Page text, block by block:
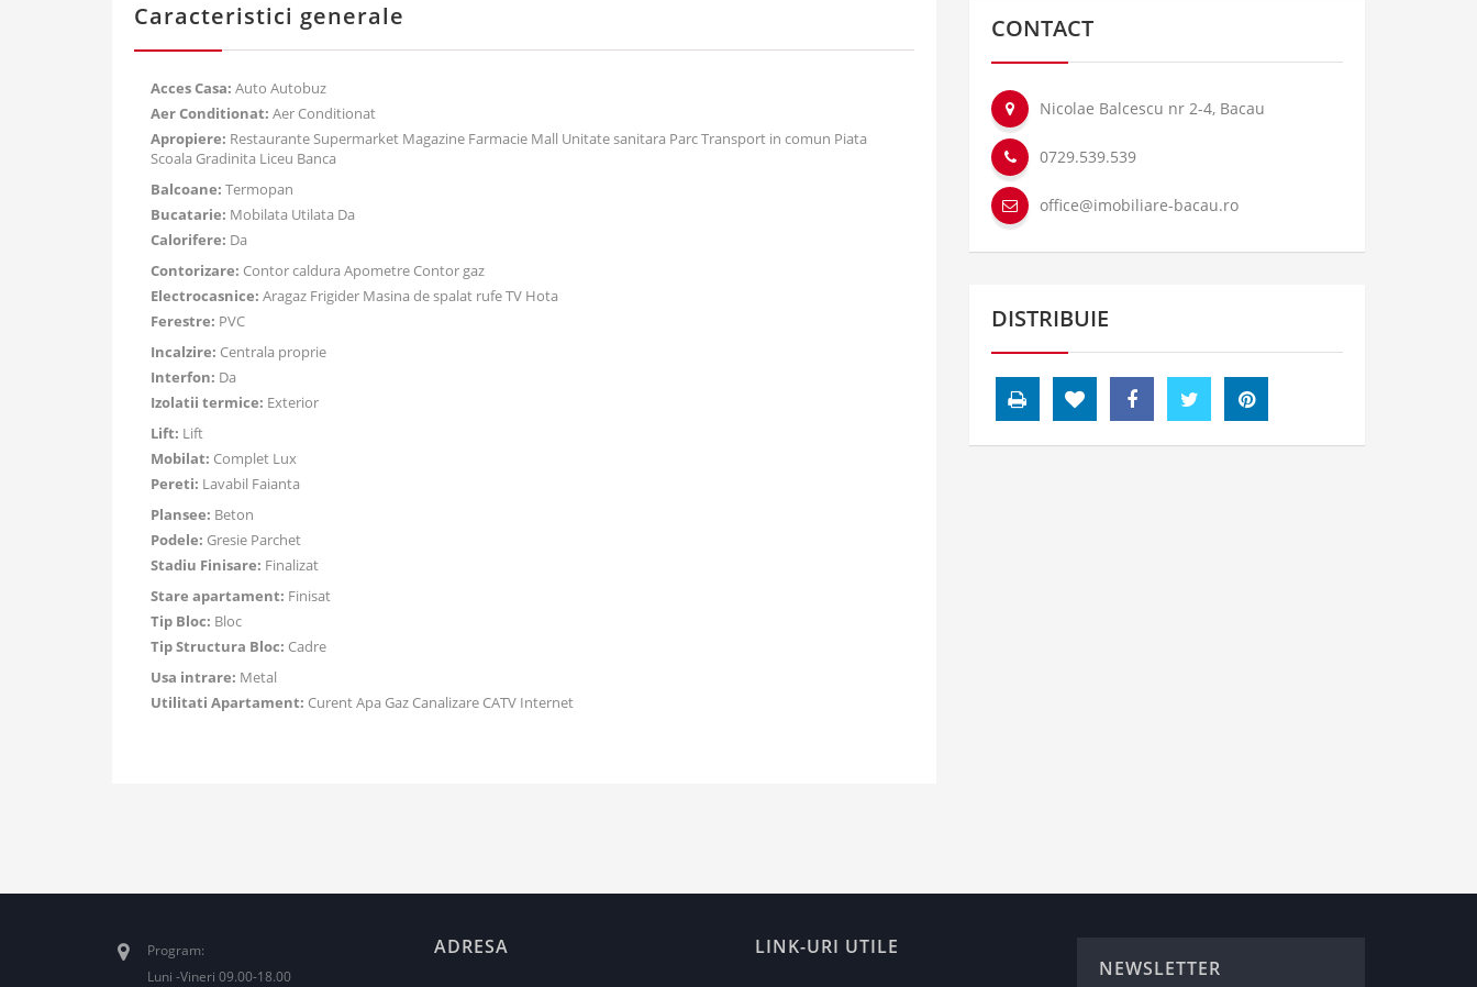
Caracteristici generale
Acces Casa: Auto Autobuz
Aer Conditionat: Aer Conditionat
Apropiere: Restaurante Supermarket Magazine Farmacie Mall Unitate sanitara Parc Transport in comun Piata
Scoala Gradinita Liceu Banca
Balcoane: Termopan
Bucatarie: Mobilata Utilata Da
Calorifere: Da
Contorizare: Contor caldura Apometre Contor gaz
Electrocasnice: Aragaz Frigider Masina de spalat rufe TV Hota
Ferestre: PVC
Incalzire: Centrala proprie
Interfon: Da
Izolatii termice: Exterior
Lift: Lift
Mobilat: Complet Lux
Pereti: Lavabil Faianta
Plansee: Beton
Podele: Gresie Parchet
Stadiu Finisare: Finalizat
Stare apartament: Finisat
Tip Bloc: Bloc
Tip Structura Bloc: Cadre
Usa intrare: Metal
Utilitati Apartament: Curent Apa Gaz Canalizare CATV Internet
CONTACT
Nicolae Balcescu nr 2-4, Bacau
0729.539.539
office@imobiliare-bacau.ro
DISTRIBUIE
Program:
Luni -Vineri 09.00-18.00
ADRESA
LINK-URI UTILE
NEWSLETTER